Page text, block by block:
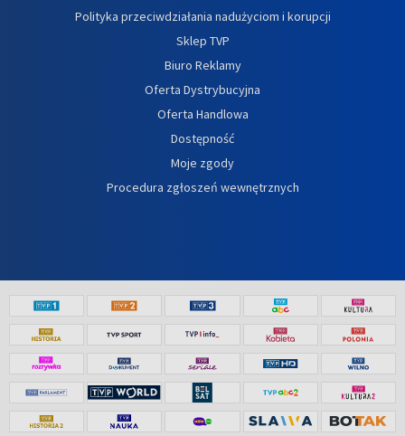
Polityka przeciwdziałania nadużyciom i korupcji
Sklep TVP
Biuro Reklamy
Oferta Dystrybucyjna
Oferta Handlowa
Dostępność
Moje zgody
Procedura zgłoszeń wewnętrznych